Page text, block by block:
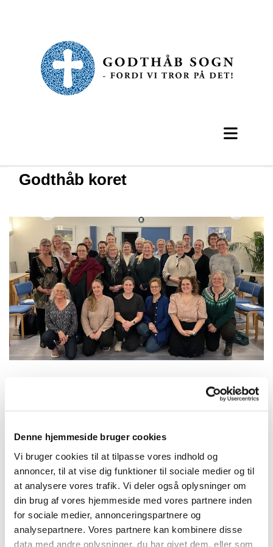
Denne hjemmeside bruger cookies
Vi bruger cookies til at tilpasse vores indhold og
annoncer, til at vise dig funktioner til sociale medier og til
at analysere vores trafik. Vi deler også oplysninger om
din brug af vores hjemmeside med vores partnere inden
for sociale medier, annonceringspartnere og
analysepartnere. Vores partnere kan kombinere disse
data med andre oplysninger, du har givet dem, eller som
Godthåb koret
Du vil måske også kunne lide...